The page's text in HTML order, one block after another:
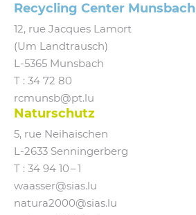
Recycling Center Munsbach
12, rue Jacques Lamort
(Um Landtrausch)
L‑5365 Munsbach
T : 34 72 80
rcmunsb@​pt.​lu
Naturschutz
5, rue Neihaischen
L‑2633 Senningerberg
T : 34 94 10 – 1
waasser@​sias.​lu
natura2000@​sias.​lu